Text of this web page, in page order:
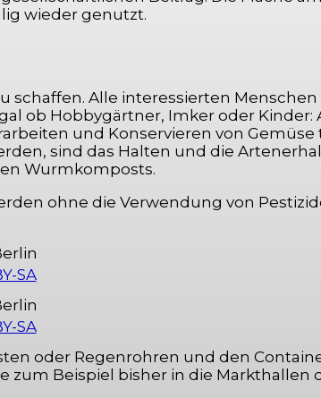
wieder genutzt.
Alle interessierten
ob Hobbygärtner, Imker oder Kinder:
und Konservieren von Gemüse
sind das Halten und die
Wurmkomposts.
ohne die Verwendung von
SA
SA
oder Regenrohren und den
Beispiel bisher in die Markthallen